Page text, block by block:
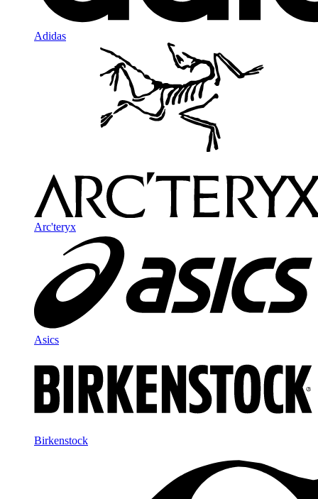
Adidas
Arc'teryx
Asics
Birkenstock